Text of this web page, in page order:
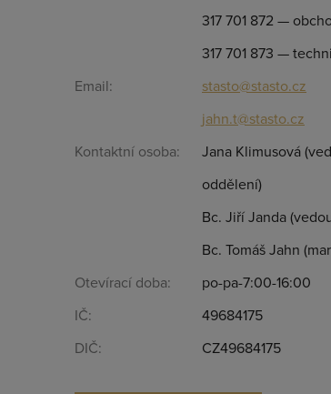
317 701 872 —
317 701 873 —
Email:
stasto@stasto.cz
jahn.t@stasto.cz
Kontaktní osoba:
Jana Klimusová
oddělení)
Bc. Jiří Janda
Bc. Tomáš Jahn
Otevírací doba:
po-pa-7:00-16:00
IČ:
49684175
DIČ:
CZ49684175